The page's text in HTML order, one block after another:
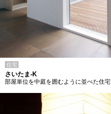
住宅
さいたま-K
部屋単位を中庭を囲むように並べた住宅